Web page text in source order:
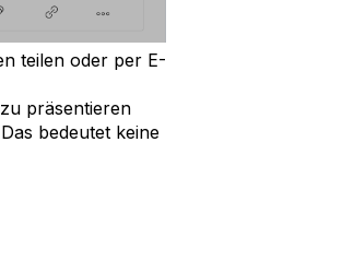
teilen oder per E-
präsentieren
bedeutet keine